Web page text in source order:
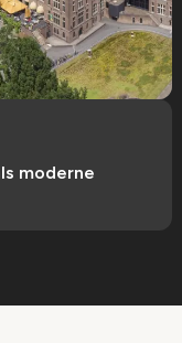
moderne